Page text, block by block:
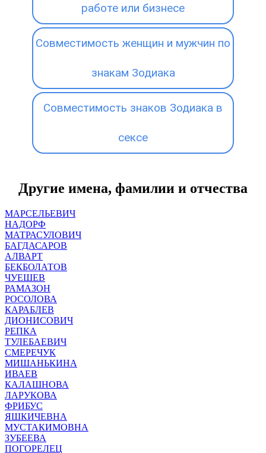
работе или бизнесе
Совместимость женщин и мужчин по
знакам Зодиака
Совместимость знаков Зодиака в
сексе
Другие имена, фамилии и отчества
МАРСЕЛЬЕВИЧ
НАДОРФ
МАТРАСУЛОВИЧ
БАГДАСАРОВ
АЛВАРТ
БЕКБОЛАТОВ
ЧУЕШЕВ
РАМАЗОН
РОСОЛОВА
КАРАБЛЕВ
ДИОНИСОВИЧ
РЕПКА
ТУЛЕБАЕВИЧ
СМЕРЕЧУК
МИШАНЬКИНА
ИВАЕВ
КАЛАШНОВА
ЛАРУКОВА
ФРИБУС
ЯШКИЧЕВНА
МУСТАКИМОВНА
ЗУБЕЕВА
ПОГОРЕЛЕЦ